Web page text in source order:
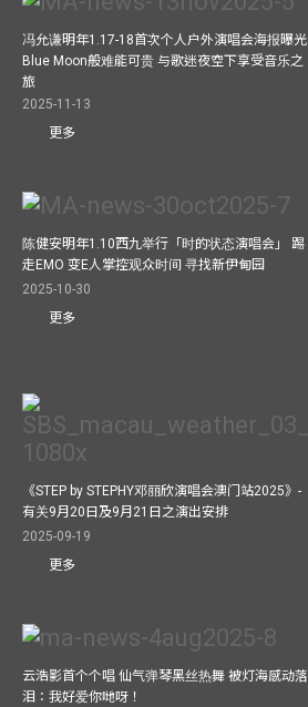
冯允谦明年1.17-18首次个人户外演唱会海报曝光
Blue Moon般难能可贵 与歌迷夜空下享受音乐之
旅
2025-11-13
更多
陈健安明年1.10西九举行「时的状态演唱会」 踢
走EMO 变E人掌控观众时间 寻找新伊甸园
2025-10-30
更多
《STEP by STEPHY邓丽欣演唱会澳门站2025》-
有关9月20日及9月21日之演出安排
2025-09-19
更多
云浩影首个个唱 仙气弹琴黑丝热舞 被灯海感动落
泪：我好爱你哋呀！